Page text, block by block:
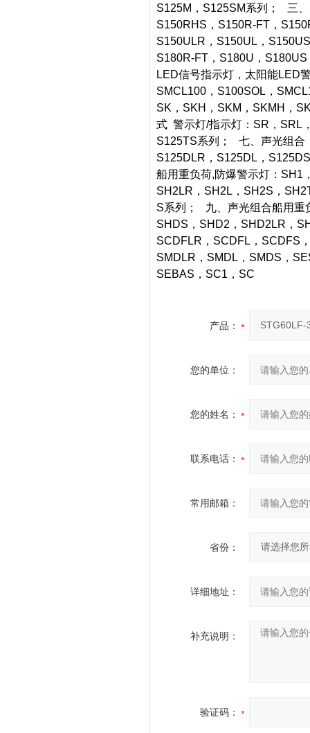
S125M，S125SM系列； 三
S150RHS，S150R-FT，
S150ULR，S150UL，
S180R-FT，S180U，
LED信号指示灯，太阳能LED
SMCL100，S100SOL，
SK，SKH，SKM，SKMH，
式 警示灯/指示灯：SR，SRL
S125TS系列； 七、声光组合
S125DLR，S125DL，
船用重负荷,防爆警示灯：
SH2LR，SH2L，SH2S，
S系列； 九、声光组合船用重
SHDS，SHD2，SHD2LR，
SCDFLR，SCDFL，SCDFS
SMDLR，SMDL，SMDS，
SEBAS，SC1，SC
产品：
您的单位：
您的姓名：
联系电话：
常用邮箱：
省份：
详细地址：
补充说明：
验证码：